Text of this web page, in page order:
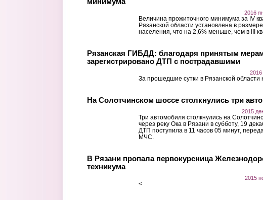
2016
Величина прожиточного минимума за IV
Рязанской области установлена в
населения, что на 2,6% меньше, чем в III
Рязанская ГИБДД: благодаря принятым
зарегистрировано ДТП с пострадавшими
2016
За прошедшие сутки в Рязанской области
На Солотчинском шоссе столкнулись три
2015
Три автомобиля столкнулись на
через реку Ока в Рязани в субботу, 19
ДТП поступила в 11 часов 05 минут,
МЧС.
В Рязани пропала первокурсница
техникума
2015
<